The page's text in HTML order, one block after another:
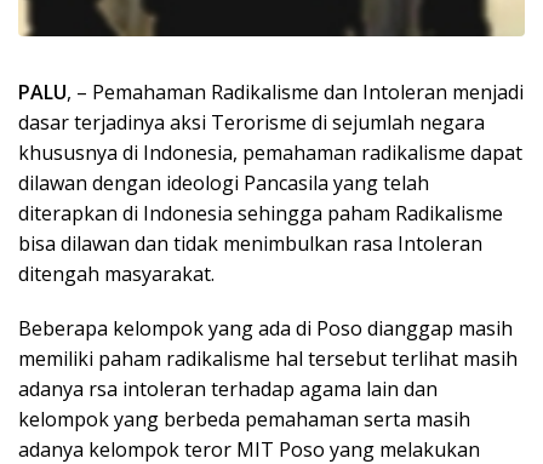
PALU, – Pemahaman Radikalisme dan Intoleran menjadi
dasar terjadinya aksi Terorisme di sejumlah negara
khususnya di Indonesia, pemahaman radikalisme dapat
dilawan dengan ideologi Pancasila yang telah
diterapkan di Indonesia sehingga paham Radikalisme
bisa dilawan dan tidak menimbulkan rasa Intoleran
ditengah masyarakat.
Beberapa kelompok yang ada di Poso dianggap masih
memiliki paham radikalisme hal tersebut terlihat masih
adanya rsa intoleran terhadap agama lain dan
kelompok yang berbeda pemahaman serta masih
adanya kelompok teror MIT Poso yang melakukan